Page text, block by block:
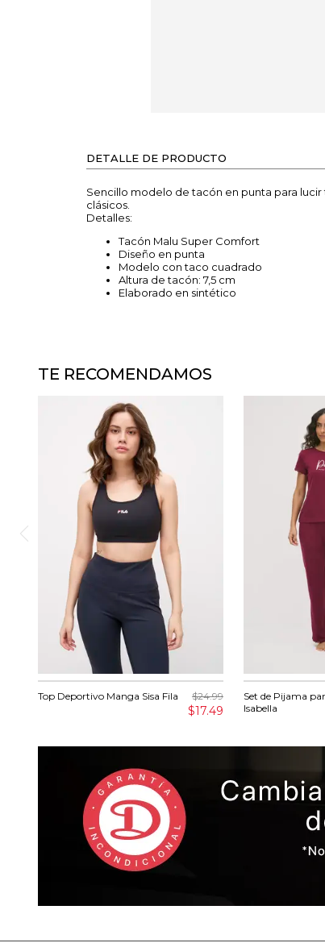
DETALLE DE PRODUCTO
Sencillo modelo de tacón en punta para
clásicos.
Detalles:
Tacón Malu Super Comfort
Diseño en punta
Modelo con taco cuadrado
Altura de tacón: 7,5 cm
Elaborado en sintético
TE RECOMENDAMOS
Top Deportivo Manga Sisa Fila $24.99
$17.49
Set de Pijama
Isabella